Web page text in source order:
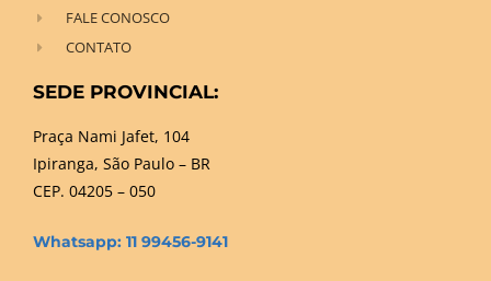
FALE CONOSCO
CONTATO
SEDE PROVINCIAL:
Praça Nami Jafet, 104
Ipiranga, São Paulo – BR
CEP. 04205 – 050
Whatsapp: 11 99456-9141